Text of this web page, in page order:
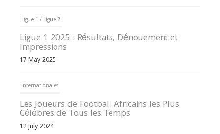
Ligue 1 / Ligue 2
Ligue 1 2025 : Résultats, Dénouement et
Impressions
17 May 2025
Internationales
Les Joueurs de Football Africains les Plus
Célèbres de Tous les Temps
12 July 2024